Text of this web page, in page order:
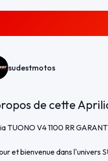
sudestmotos
de cette
TUONO V4 1100 RR
et bienvenue dans l'univers